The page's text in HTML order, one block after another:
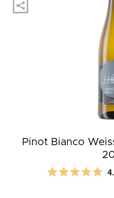
Pinot Bianco